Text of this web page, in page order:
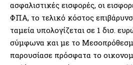
ασφαλιστικές εισφορές, οι
ΦΠΑ, το τελικό κόστος
ταμεία υπολογίζεται σε 1 δισ.
σύμφωνα και με το
παρουσίασε πρόσφατα το